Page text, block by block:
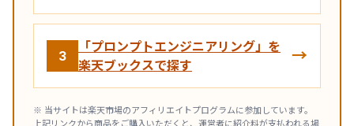
3
「プロンプトエンジニアリング」を
楽天ブックスで探す
→
※ 当サイトは楽天市場のアフィリエイトプログラムに参加しています。
上記リンクから商品をご購入いただくと、運営者に紹介料が支払われる場